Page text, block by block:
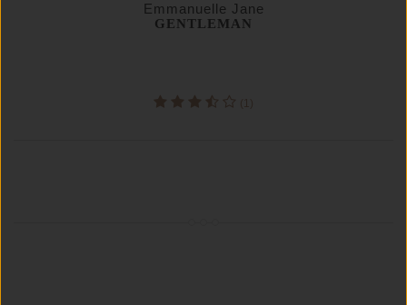
Emmanuelle Jane
GENTLEMAN
(1)